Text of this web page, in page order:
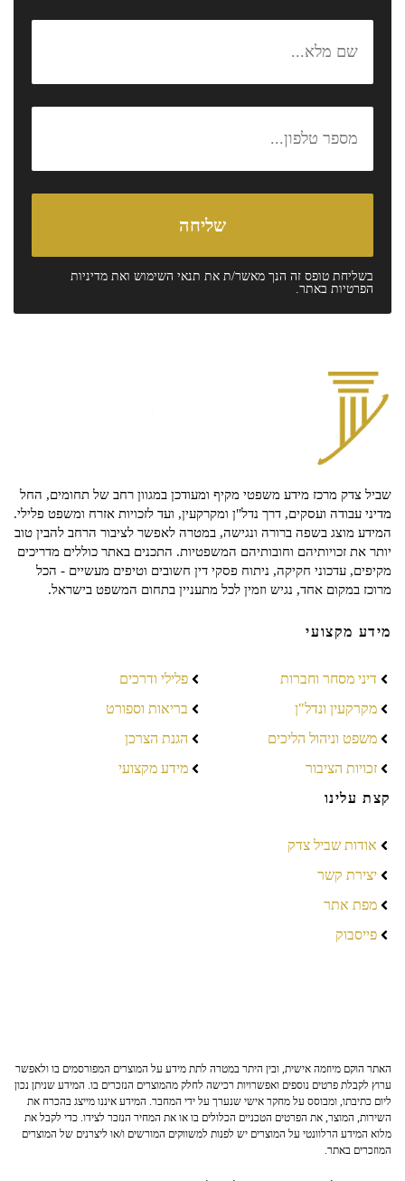
בשליחת טופס זה הנך מאשר/ת את תנאי השימוש ואת מדיניות
הפרטיות באתר.
שביל צדק מרכז מידע משפטי מקיף ומעודכן במגוון רחב של תחומים, החל
מדיני עבודה ועסקים, דרך נדל"ן ומקרקעין, ועד לזכויות אזרח ומשפט פלילי.
המידע מוצג בשפה ברורה ונגישה, במטרה לאפשר לציבור הרחב להבין טוב
יותר את זכויותיהם וחובותיהם המשפטיות. התכנים באתר כוללים מדריכים
מקיפים, עדכוני חקיקה, ניתוח פסקי דין חשובים וטיפים מעשיים - הכל
מרוכז במקום אחד, נגיש וזמין לכל מתעניין בתחום המשפט בישראל.
מידע מקצועי
דיני מסחר וחברות
מקרקעין ונדל"ן
משפט וניהול הליכים
זכויות הציבור
פלילי ודרכים
בריאות וספורט
הגנת הצרכן
מידע מקצועי
קצת עלינו
אודות שביל צדק
יצירת קשר
מפת אתר
פייסבוק
האתר הוקם מיוזמה אישית, ובין היתר במטרה לתת מידע על המוצרים המפורסמים בו ולאפשר
ערוץ לקבלת פרטים נוספים ואפשרויות רכישה לחלק מהמוצרים הנזכרים בו. המידע שניתן נכון
ליום כתיבתו, ומבוסס על מחקר אישי שנערך על ידי המחבר. המידע איננו מייצג בהכרח את
השירות, המוצר, את הפרטים הטכניים הכלולים בו או את המחיר הנזכר לצידו. כדי לקבל את
מלוא המידע הרלוונטי על המוצרים יש לפנות למשווקים המורשים ו/או ליצרנים של המוצרים
המוזכרים באתר.